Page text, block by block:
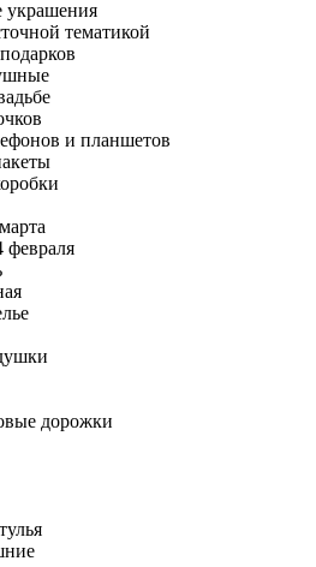
украшения
тематикой
и планшетов
февраля
дорожки